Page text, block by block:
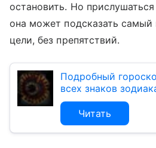
остановить. Но
она может подсказать самый
цели, без препятствий.
Подробный
всех знаков
Читать